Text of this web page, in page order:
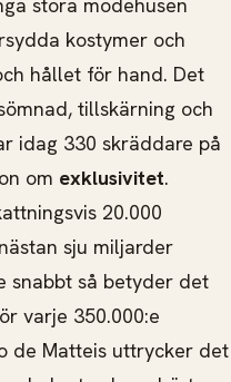
kostymer och
hållet för hand. Det
tillskärning och
idag 330 skräddare på
om exklusivitet.
20.000
sju miljarder
snabbt så betyder det
varje 350.000:e
de Matteis uttrycker det